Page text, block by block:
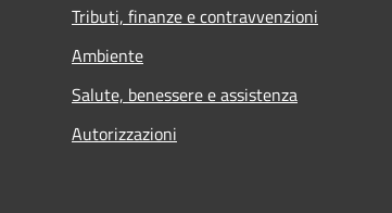
Tributi, finanze e contravvenzioni
Ambiente
Salute, benessere e assistenza
Autorizzazioni